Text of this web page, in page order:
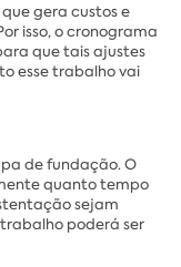
gera custos e
isso, o cronograma
que tais ajustes
esse trabalho vai
de fundação. O
quanto tempo
sejam
poderá ser